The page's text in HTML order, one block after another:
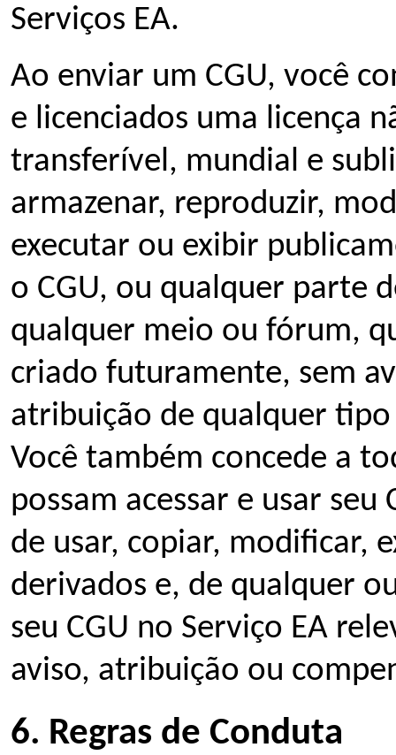
Serviços EA.
Ao enviar um CGU, você
e licenciados uma licença
transferível, mundial e
armazenar, reproduzir,
executar ou exibir
o CGU, ou qualquer parte
qualquer meio ou fórum,
criado futuramente, sem
atribuição de qualquer
Você também concede a
possam acessar e usar
de usar, copiar, modificar,
derivados e, de qualquer
seu CGU no Serviço EA
aviso, atribuição ou
6. Regras de Conduta